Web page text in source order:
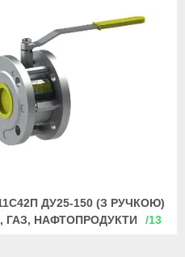
ДУ25-150 (З РУЧКОЮ)
ГАЗ, НАФТОПРОДУКТИ
13